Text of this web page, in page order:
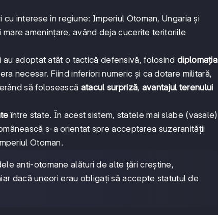
interese în regiune: Imperiul Otoman, Ungaria și
amenințare, având deja cucerite teritoriile
adoptat atât o tactică defensivă, folosind diplomația
necesar. Fiind inferiori numeric și ca dotare militară,
să folosească atacul surpriză, avantajul terenului
între state. În acest sistem, statele mai slabe (vasale)
s-a orientat spre acceptarea suzeranității
Otoman.
anti-otomane alături de alte țări creștine,
dacă uneori erau obligați să accepte statutul de